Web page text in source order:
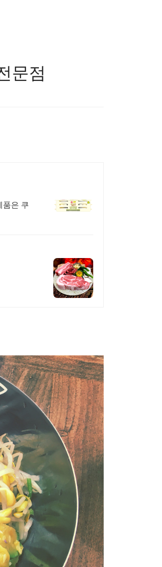
문점
품은 쿠